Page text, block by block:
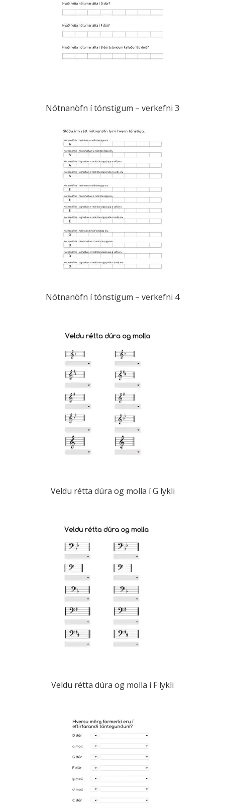
Nótnanöfn í tónstigum – verkefni 3
Nótnanöfn í tónstigum – verkefni 4
Veldu rétta dúra og molla í G lykli
Veldu rétta dúra og molla í F lykli